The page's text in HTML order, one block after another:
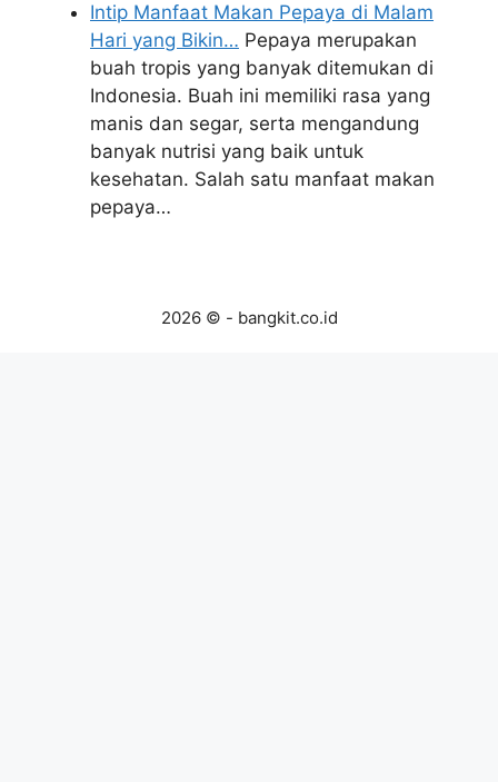
Intip Manfaat Makan Pepaya di Malam
Hari yang Bikin… Pepaya merupakan
buah tropis yang banyak ditemukan di
Indonesia. Buah ini memiliki rasa yang
manis dan segar, serta mengandung
banyak nutrisi yang baik untuk
kesehatan. Salah satu manfaat makan
pepaya…
2026 © - bangkit.co.id